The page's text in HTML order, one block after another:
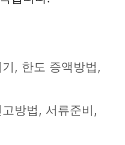
, 한도 증액방법,
방법, 서류준비,